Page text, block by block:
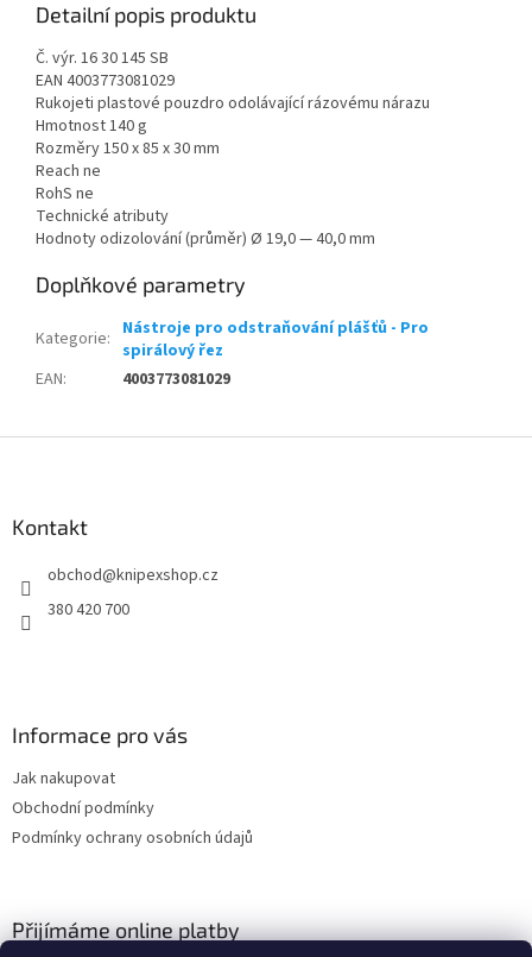
Detailní popis produktu
Č. výr. 16 30 145 SB
EAN 4003773081029
Rukojeti plastové pouzdro odolávající rázovému nárazu
Hmotnost 140 g
Rozměry 150 x 85 x 30 mm
Reach ne
RohS ne
Technické atributy
Hodnoty odizolování (průměr) Ø 19,0 — 40,0 mm
Doplňkové parametry
Kategorie: Nástroje pro odstraňování plášťů - Pro
spirálový řez
EAN: 4003773081029
Kontakt
obchod@knipexshop.cz
380 420 700
Informace pro vás
Jak nakupovat
Obchodní podmínky
Podmínky ochrany osobních údajů
Přijímáme online platby